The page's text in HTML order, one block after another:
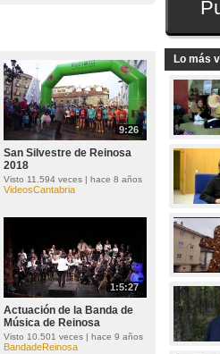
9:26
San Silvestre de Reinosa
2018
Visto 11.594 veces | hace 8 años
VideosCantabria
1:5:27
Actuación de la Banda de
Música de Reinosa
Visto 10.501 veces | hace 9 años
BandadeReinosa
Lo más